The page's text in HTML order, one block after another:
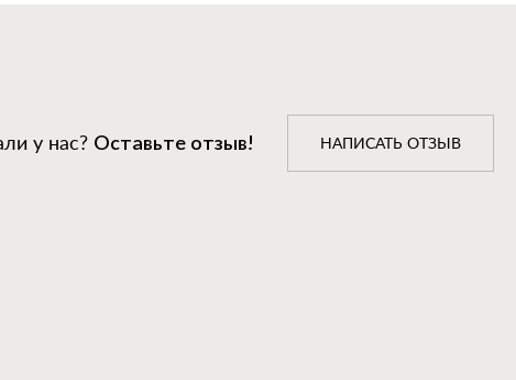
у нас? Оставьте отзыв! НАПИСАТЬ ОТЗЫВ